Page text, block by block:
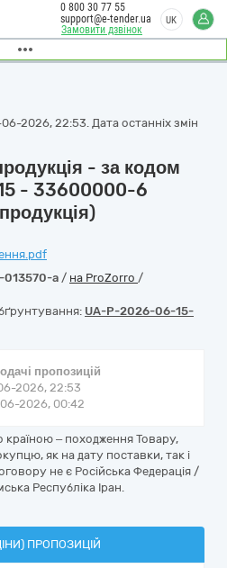
Замовити дзвінок
0 800 30 77 55
support@e-tender.ua
UK
2026, 22:53. Дата останніх змін
- за кодом
- 33600000-6
013570-a / на ProZorro /
UA-P-2026-06-15-
пропозицій
2026, 22:53
2026, 00:42
країною – походження Товару,
як на дату поставки, так і
не є Російська Федерація /
Республіка Іран.
ПРОПОЗИЦІЙ